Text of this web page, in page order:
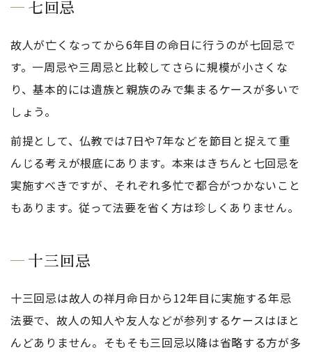
七回忌
故人が亡くなってから6年目の命日に行うのが七回忌で
す。一周忌や三周忌と比較してさらに規模が小さくな
り、基本的には遺族と親族のみで集まるケースが多いで
しょう。
前提として、仏教では7日や7年などを節目と捉えて重
んじる考えが根底にあります。本来はきちんと七回忌を
実施すべきですが、それぞれ多忙で都合がつかないこと
もあります。従って法要を省く方は珍しくありません。
十三回忌
十三回忌は故人の祥月命日から12年目に実施する年忌
法要で、故人の知人や友人などが参列するケースはほと
んどありません。そもそも三回忌以降は省略する方が多